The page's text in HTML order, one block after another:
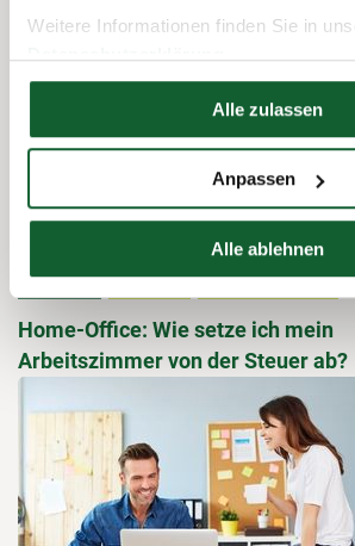
Weitere Informationen finden Sie in
Hier finden Sie unserImpressum
Alle zulassen
Anpassen
Alle ablehnen
Home-Office: Wie setze ich mein
Arbeitszimmer von der Steuer ab?